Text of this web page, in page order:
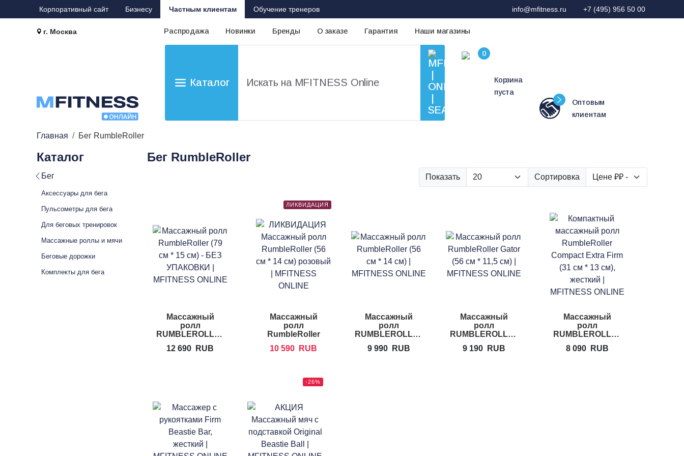
Корпоративный сайт Бизнесу Частным клиентам Обучение тренеров info@mfitness.ru +7 (495) 956 50 00
г. Москва Распродажа Новинки Бренды О заказе Гарантия Наши магазины
Каталог
Корзина
пуста
Оптовым
клиентам
Главная Бег RumbleRoller
Каталог
Бег
Аксессуары для бега
Пульсометры для бега
Для беговых тренировок
Массажные роллы и мячи
Беговые дорожки
Комплекты для бега
Бег RumbleRoller
Показать Сортировка
Массажный
ролл
RUMBLEROLLER
12 690 RUB
ЛИКВИДАЦИЯ
Массажный
ролл
RumbleRoller
Limited Edition
10 590 RUB
Массажный
ролл
RUMBLEROLLER
9 990 RUB
Массажный
ролл
RUMBLEROLLER
9 190 RUB
Массажный
ролл
RUMBLEROLLER
8 090 RUB
-26%